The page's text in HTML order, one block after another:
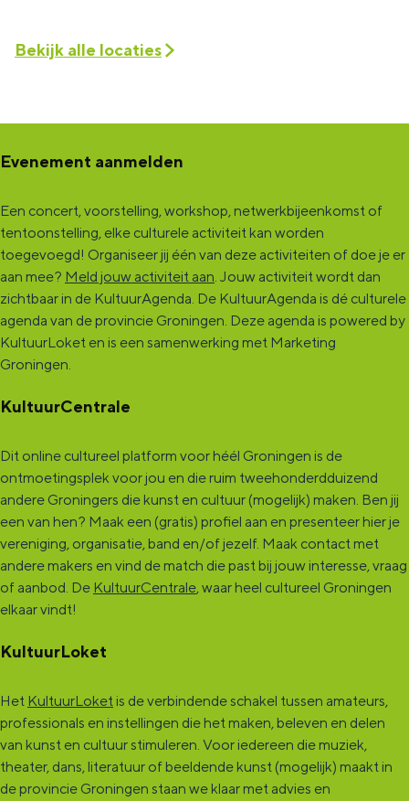
Bekijk alle locaties
Evenement aanmelden
Een concert, voorstelling, workshop, netwerkbijeenkomst of
tentoonstelling, elke culturele activiteit kan worden
toegevoegd! Organiseer jij één van deze activiteiten of doe je er
aan mee? Meld jouw activiteit aan. Jouw activiteit wordt dan
zichtbaar in de KultuurAgenda. De KultuurAgenda is dé culturele
agenda van de provincie Groningen. Deze agenda is powered by
KultuurLoket en is een samenwerking met Marketing
Groningen.
KultuurCentrale
Dit online cultureel platform voor héél Groningen is de
ontmoetingsplek voor jou en die ruim tweehonderdduizend
andere Groningers die kunst en cultuur (mogelijk) maken. Ben jij
een van hen? Maak een (gratis) profiel aan en presenteer hier je
vereniging, organisatie, band en/of jezelf. Maak contact met
andere makers en vind de match die past bij jouw interesse, vraag
of aanbod. De KultuurCentrale, waar heel cultureel Groningen
elkaar vindt!
KultuurLoket
Het KultuurLoket is de verbindende schakel tussen amateurs,
professionals en instellingen die het maken, beleven en delen
van kunst en cultuur stimuleren. Voor iedereen die muziek,
theater, dans, literatuur of beeldende kunst (mogelijk) maakt in
de provincie Groningen staan we klaar met advies en